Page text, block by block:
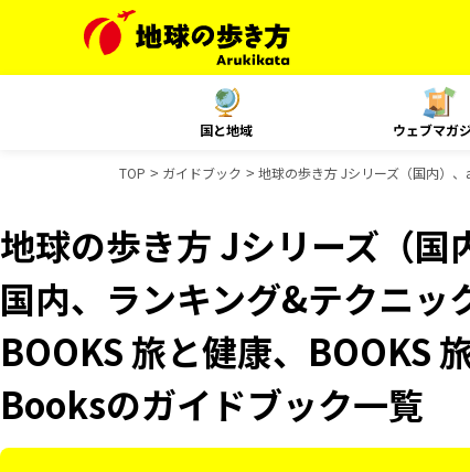
国と地域 ウェブマガ
TOP ガイドブック 地球の歩き方 Jシリーズ（国内）
地球の歩き方 Jシリーズ（
国内、ランキング&テクニッ
BOOKS 旅と健康、BOOKS
Booksのガイドブック一覧